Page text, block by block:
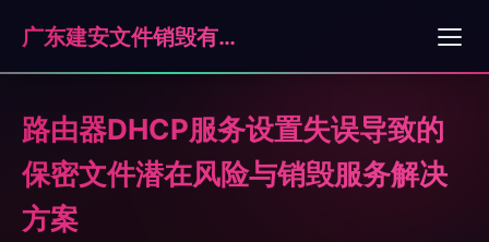
广东建安文件销毁有限公司
路由器DHCP服务设置失误导致的
保密文件潜在风险与销毁服务解决
方案